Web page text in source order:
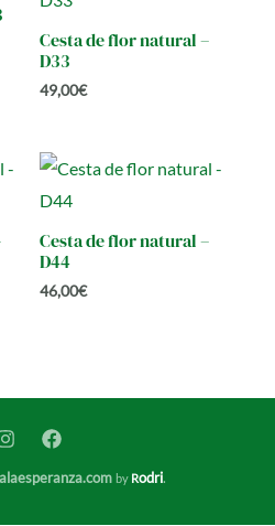
Cesta de flor natural –
D33
49,00€
Cesta de flor natural –
D44
46,00€
by Rodri.